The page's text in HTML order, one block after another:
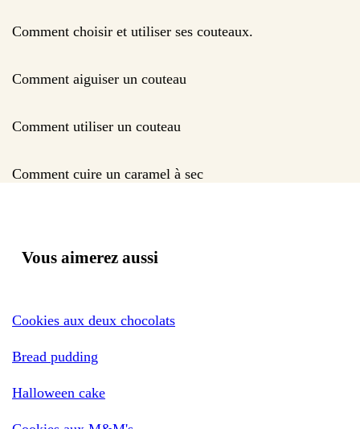
Comment choisir et utiliser ses couteaux.
Comment aiguiser un couteau
Comment utiliser un couteau
Comment cuire un caramel à sec
Vous aimerez aussi
Cookies aux deux chocolats
Bread pudding
Halloween cake